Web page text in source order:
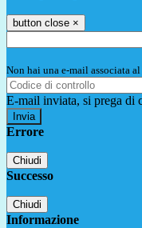
button close ×
Non hai una e-mail associata
E-mail inviata, si prega di
Errore
Chiudi
Successo
Chiudi
Informazione